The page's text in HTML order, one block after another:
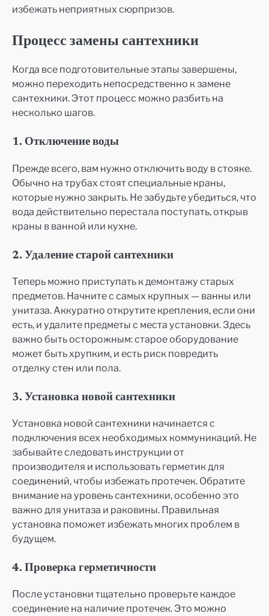
избежать неприятных сюрпризов.
Процесс замены сантехники
Когда все подготовительные этапы завершены,
можно переходить непосредственно к замене
сантехники. Этот процесс можно разбить на
несколько шагов.
1. Отключение воды
Прежде всего, вам нужно отключить воду в стояке.
Обычно на трубах стоят специальные краны,
которые нужно закрыть. Не забудьте убедиться, что
вода действительно перестала поступать, открыв
краны в ванной или кухне.
2. Удаление старой сантехники
Теперь можно приступать к демонтажу старых
предметов. Начните с самых крупных — ванны или
унитаза. Аккуратно открутите крепления, если они
есть, и удалите предметы с места установки. Здесь
важно быть осторожным: старое оборудование
может быть хрупким, и есть риск повредить
отделку стен или пола.
3. Установка новой сантехники
Установка новой сантехники начинается с
подключения всех необходимых коммуникаций. Не
забывайте следовать инструкции от
производителя и использовать герметик для
соединений, чтобы избежать протечек. Обратите
внимание на уровень сантехники, особенно это
важно для унитаза и раковины. Правильная
установка поможет избежать многих проблем в
будущем.
4. Проверка герметичности
После установки тщательно проверьте каждое
соединение на наличие протечек. Это можно